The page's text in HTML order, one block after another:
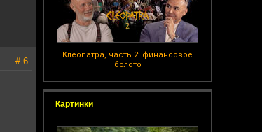
Клеопатра, часть 2: финансовое
болото
Картинки
# 6